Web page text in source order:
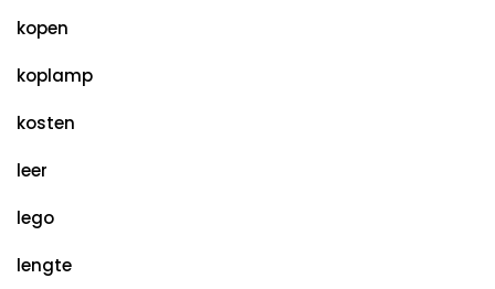
kopen
koplamp
kosten
leer
lego
lengte